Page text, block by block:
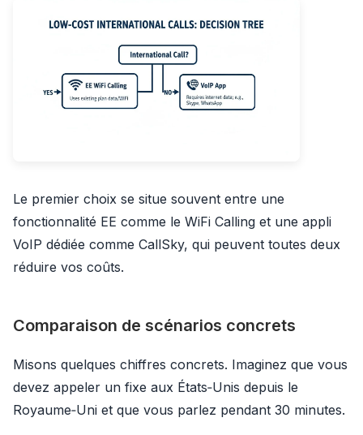
Le premier choix se situe souvent entre une
fonctionnalité EE comme le WiFi Calling et une appli
VoIP dédiée comme CallSky, qui peuvent toutes deux
réduire vos coûts.
Comparaison de scénarios concrets
Misons quelques chiffres concrets. Imaginez que vous
devez appeler un fixe aux États‑Unis depuis le
Royaume‑Uni et que vous parlez pendant 30 minutes.